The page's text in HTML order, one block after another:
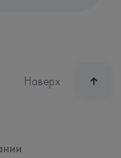
Наверх